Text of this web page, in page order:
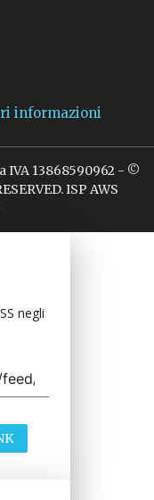
informazioni
IVA 13868590962 - ©
ISP AWS
negli